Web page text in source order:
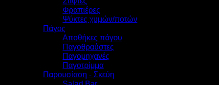
Φραπιέρες
Ψύκτες χυμών/ποτών
Πάγος
Αποθήκες πάγου
Παγοθραύστες
Παγομηχανές
Παγοτρίμμα
Παρουσίαση - Σκεύη